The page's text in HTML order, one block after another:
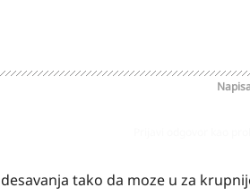
tako da moze u za